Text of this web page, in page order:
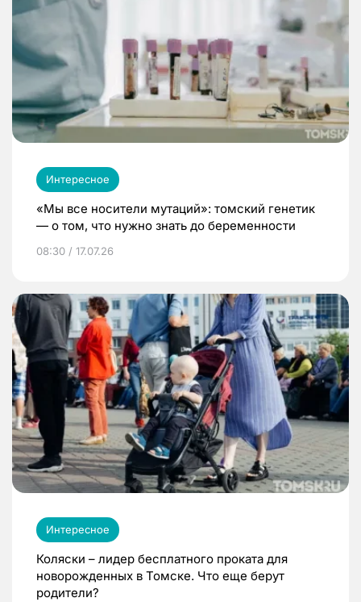
Интересное
«Мы все носители мутаций»: томский генетик
— о том, что нужно знать до беременности
08:30 / 17.07.26
Интересное
Коляски – лидер бесплатного проката для
новорожденных в Томске. Что еще берут
родители?